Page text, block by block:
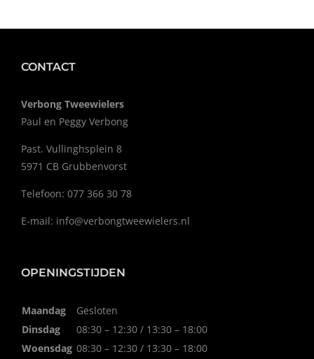
CONTACT
Verbong Tweewielers
Paul en Peggy Verbong
Past. Vullinghsplein 8
5971 CB Grubbenvorst
Telefoon: 077 366 30 78
E-mail: info@verbongtweewielers.nl
OPENINGSTIJDEN
Maandag
Gesloten
Dinsdag
08:30 – 12:30 / 13:30 – 18:00
Woensdag 08:30 – 12:30 / 13:30 – 18:00